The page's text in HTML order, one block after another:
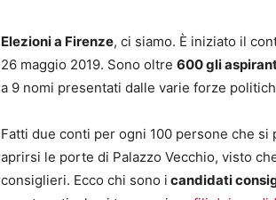
Elezioni a Firenze, ci siamo. È iniziato il
26 maggio 2019. Sono oltre 600 gli
a 9 nomi presentati dalle varie forze
Fatti due conti per ogni 100 persone che
aprirsi le porte di Palazzo Vecchio, visto
consiglieri. Ecco chi sono i candidati